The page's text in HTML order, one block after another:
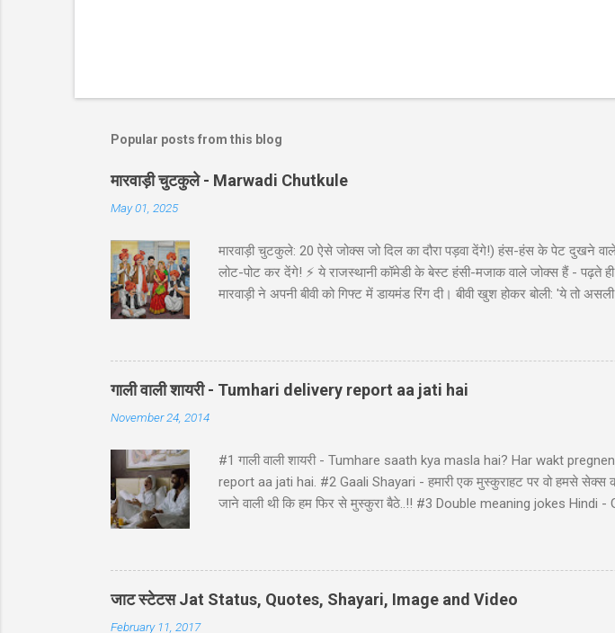
Popular posts from this blog
मारवाड़ी चुटकुले - Marwadi Chutkule
May 01, 2025
मारवाड़ी चुटकुले: 20 ऐसे जोक्स जो दिल का दौरा पड़वा देंगे!) हंस-हंस के पेट दुखने
लोट-पोट कर देंगे! ⚡ ये राजस्थानी कॉमेडी के बेस्ट हंसी-मजाक वाले जोक्स हैं - पढ़ते
मारवाड़ी ने अपनी बीवी को गिफ्ट में डायमंड रिंग दी। बीवी खुश होकर बोली: 'ये तो
गाड़ी ₹5,000 में बेच दी! पापा: पर वो तो ₹50,000 की थी! बेटा: हां पापा, इसीलिए तो
पत्नी को ₹5000 दिए और कहा: 'प्रिये, इन पैसों से खुद के लिए कुछ खरीद...
गाली वाली शायरी - Tumhari delivery report aa jati hai
November 24, 2014
#1 गाली वाली शायरी - Tumhare saath kya masla hai? Har wakt
report aa jati hai. #2 Gaali Shayari - हमारी एक मुस्कुराहट पर वो हमसे सेक्स
जाने वाली थी कि हम फिर से मुस्कुरा बैठे..!! #3 Double meaning jokes
Hindi - Divorse ke baad husband: "bacha mera hai" Wife: wah ji
pura panir tera....chal nikal. #5 Gali Shayari - तुम आरजू तो करो मोहब्बत की,
नहीं कि… कमरे का जुगाड़ भी ना कर सकें! #6 Gali wali shayari - Ishq k
जाट स्टेटस Jat Status, Quotes, Shayari, Image and Video
February 11, 2017